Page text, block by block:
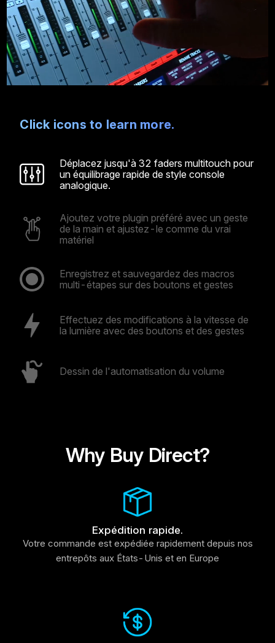
Click icons to learn more.
Déplacez jusqu'à 32 faders multitouch pour
un équilibrage rapide de style console
analogique.
Ajoutez votre plugin préféré avec un geste
de la main et ajustez-le comme du vrai
matériel
Enregistrez et sauvegardez des macros
multi-étapes sur des boutons et gestes
Effectuez des modifications à la vitesse de
la lumière avec des boutons et des gestes
Dessin de l'automatisation du volume
Why Buy Direct?
Expédition rapide.
Votre commande est expédiée rapidement depuis nos
entrepôts aux États-Unis et en Europe